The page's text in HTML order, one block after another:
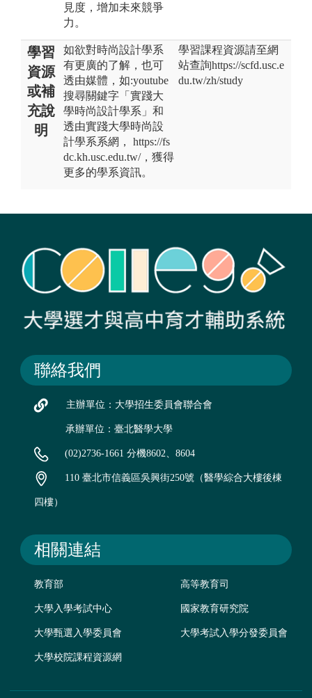
見度，增加未來競爭
力。
學習
資源
或補
充說
明
如欲對時尚設計學系
有更廣的了解，也可
透由媒體，如:youtube
搜尋關鍵字「實踐大
學時尚設計學系」和
透由實踐大學時尚設
計學系系網， https://fs
dc.kh.usc.edu.tw/，獲得
更多的學系資訊。
學習課程資源請至網
站查詢https://scfd.usc.e
du.tw/zh/study
聯絡我們
主辦單位：大學招生委員會聯合會
承辦單位：臺北醫學大學
(02)2736-1661 分機8602、8604
110 臺北市信義區吳興街250號（醫學綜合大樓後棟
四樓）
相關連結
教育部 高等教育司
大學入學考試中心 國家教育研究院
大學甄選入學委員會 大學考試入學分發委員會
大學校院課程資源網